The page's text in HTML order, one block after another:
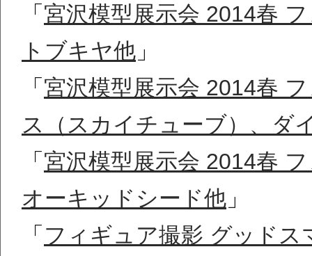
「 宮沢模型展示会 2014春
トブキヤ他 」
「 宮沢模型展示会 2014春
ス（スカイチューブ）、ダ
「 宮沢模型展示会 2014春
オーキッドシード他 」
「 フィギュア撮影 グッド